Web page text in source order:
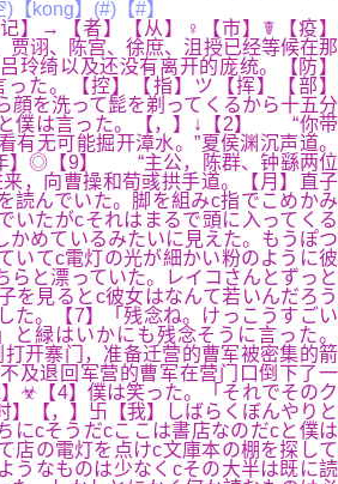
【kong】(#)【#】
→【者】【从】♀【市】☤【疫】
、陈宫、徐庶、沮授已经等候在那
玲绮以及还没有离开的庞统。【防】
った。【控】【指】ツ【挥】【部】
顔を洗って髭を剃ってくるから十五分
と僕は言った。【，】↓【2】 “你带
有无可能掘开漳水。”夏侯渊沉声道。
年】◎【9】 “主公，陈群、钟繇两位
，向曹操和荀彧拱手道。【月】直子
読んでいた。脚を組みc指でこめかみ
いたがcそれはまるで頭に入ってくる
かめているみたいに見えた。もうぽつ
いてc電灯の光が細かい粉のように彼
らと漂っていた。レイコさんとずっと
を見るとc彼女はなんて若いんだろう
た。【7】「残念ね。けっこうすごい
と緑はいかにも残念そうに言った。
寨门，准备迁营的曹军被密集的箭
及退回军营的曹军在营门口倒下了一
☣【4】僕は笑った。「それでそのク
】【，】卐【我】しばらくぼんやりと
にcそうだcここは書店なのだcと僕は
店の電灯を点けc文庫本の棚を探して
うなものは少なくcその大半は既に読